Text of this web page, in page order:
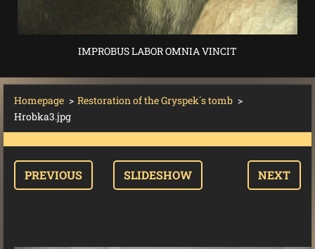
IMPROBUS LABOR OMNIA VINCIT
Homepage > Restoration of the Gryspek´s tomb >
Hrobka3.jpg
PREVIOUS SLIDESHOW NEXT